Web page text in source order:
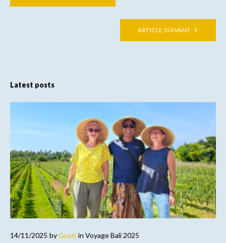
ARTICLE SUIVANT
Latest posts
14/11/2025 byGusti in Voyage Bali 2025